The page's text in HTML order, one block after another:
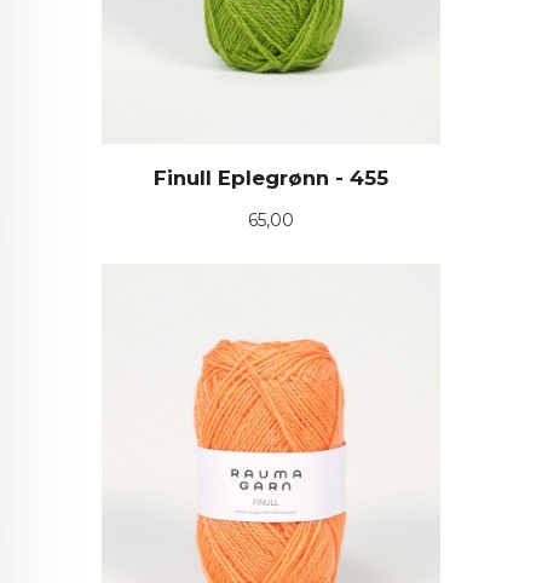
Finull Eplegrønn - 455
Pris
65,00